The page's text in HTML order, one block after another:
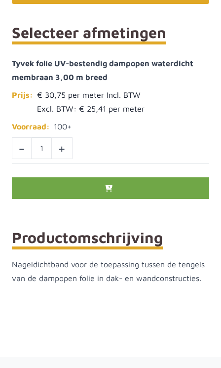
Selecteer afmetingen
Tyvek folie UV-bestendig dampopen waterdicht
membraan 3,00 m breed
Prijs: € 30,75
Excl. BTW: € 25,41
Voorraad:
100+
- +
Productomschrijving
Nageldichtband voor de toepassing tussen de tengels
van de dampopen folie in dak- en wandconstructies.